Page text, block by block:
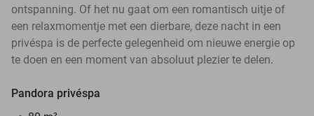
ontspanning. Of het nu gaat om een romantisch uitje of
een relaxmomentje met een dierbare, deze nacht in een
privéspa is de perfecte gelegenheid om nieuwe energie op
te doen en een moment van absoluut plezier te delen.
Pandora privéspa